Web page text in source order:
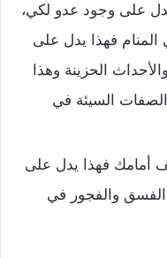
على وجود عدو لكي،
المنام فهذا يدل على
الحزينة وهذا
السيئة في
أمامك فهذا يدل على
الفسق والفجور في